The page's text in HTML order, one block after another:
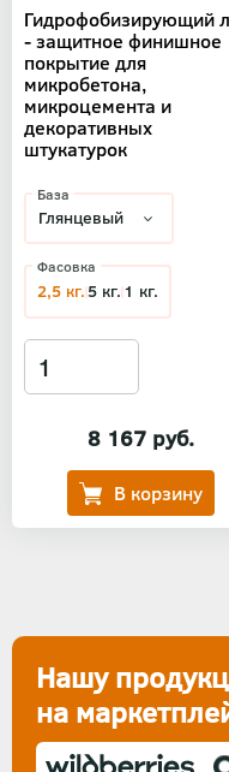
Гидрофобизирующий
- защитное финишное
покрытие для
микробетона,
микроцемента и
декоративных
штукатурок
8 167 руб.
База
Фасовка
2,5 кг.5 кг. 1 кг.
Нашу
на